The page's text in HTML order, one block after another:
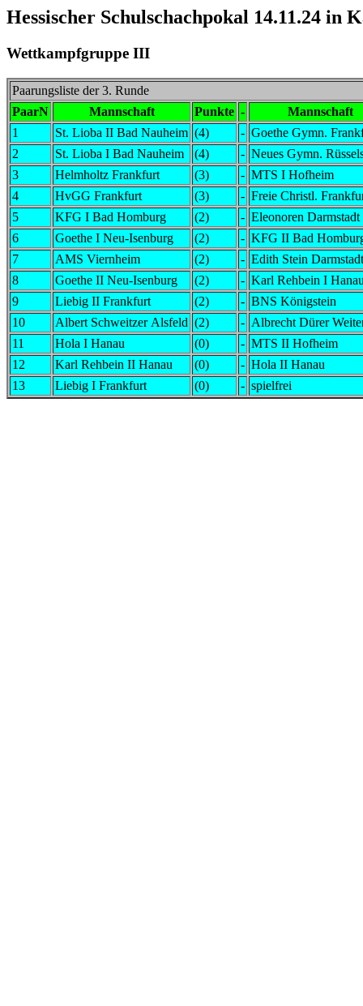
Hessischer Schulschachpokal 14.11.24 in
Wettkampfgruppe III
Paarungsliste der 3. Runde
PaarN
Mannschaft Punkte -
Mannschaft
1
St. Lioba II Bad Nauheim (4) - Goethe Gymn.
2
St. Lioba I Bad Nauheim (4) - Neues Gymn.
3
Helmholtz Frankfurt (3) - MTS I Hofheim
4
HvGG Frankfurt (3) - Freie Christl.
5
KFG I Bad Homburg (2) - Eleonoren Darmstadt
6
Goethe I Neu-Isenburg (2) - KFG II Bad
7
AMS Viernheim (2) - Edith Stein Darmstadt
8
Goethe II Neu-Isenburg (2) - Karl Rehbein I
9
Liebig II Frankfurt (2) - BNS Königstein
10
Albert Schweitzer Alsfeld (2) - Albrecht Dürer
11
Hola I Hanau (0) - MTS II Hofheim
12
Karl Rehbein II Hanau (0) - Hola II Hanau
13
Liebig I Frankfurt (0) - spielfrei